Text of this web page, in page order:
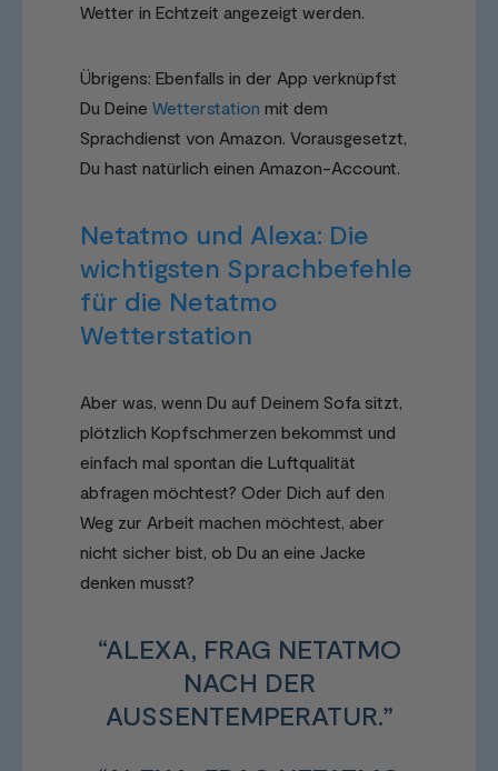
Wetter in Echtzeit angezeigt werden.
Übrigens: Ebenfalls in der App verknüpfst
Du Deine Wetterstation mit dem
Sprachdienst von Amazon. Vorausgesetzt,
Du hast natürlich einen Amazon-Account.
Netatmo und Alexa: Die
wichtigsten Sprachbefehle
für die Netatmo
Wetterstation
Aber was, wenn Du auf Deinem Sofa sitzt,
plötzlich Kopfschmerzen bekommst und
einfach mal spontan die Luftqualität
abfragen möchtest? Oder Dich auf den
Weg zur Arbeit machen möchtest, aber
nicht sicher bist, ob Du an eine Jacke
denken musst?
“ALEXA, FRAG NETATMO
NACH DER
AUSSENTEMPERATUR.”